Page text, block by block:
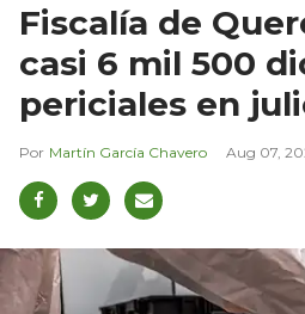
Fiscalía de
casi 6 mil 500
periciales en
Martín García Chavero Aug 07,